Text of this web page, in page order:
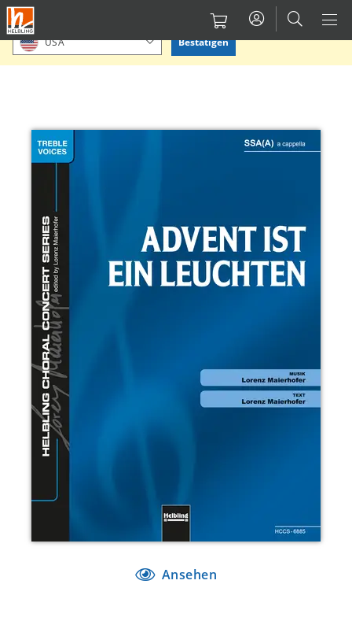
Direkt
zum
Inhalt
Bitte Standort bestätigen oder einen anderen auswählen.
USA Bestätigen
Ansehen